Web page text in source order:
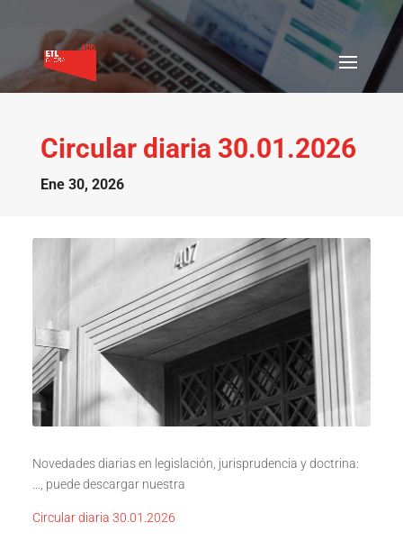
Circular diaria 30.01.2026
Ene 30, 2026
Novedades diarias en legislación, jurisprudencia y doctrina:
…, puede descargar nuestra
Circular diaria 30.01.2026